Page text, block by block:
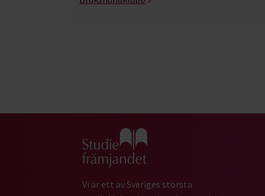
Gå till studiefrämjandets startsida
Vi är ett av Sveriges största